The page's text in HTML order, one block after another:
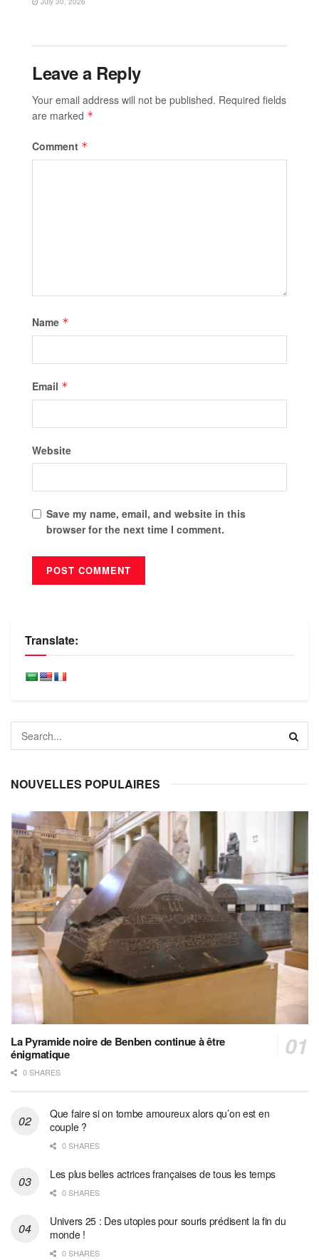
Leave a Reply
Your email address will not be published. Required fields
are marked *
Comment *
Name *
Email *
Website
Save my name, email, and website in this
browser for the next time I comment.
Translate:
NOUVELLES POPULAIRES
La Pyramide noire de Benben continue à être
énigmatique
0 SHARES
Que faire si on tombe amoureux alors qu’on est en
couple ?
0 SHARES
Les plus belles actrices françaises de tous les temps
0 SHARES
Univers 25 : Des utopies pour souris prédisent la fin du
monde !
0 SHARES